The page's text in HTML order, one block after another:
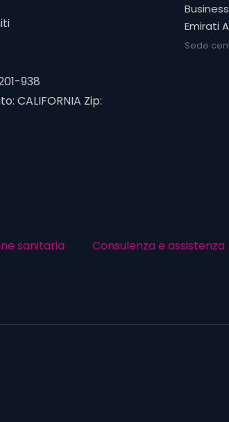
938
CALIFORNIA Zip:
Emirati
Sede
sanitaria Consulenza e assistenza